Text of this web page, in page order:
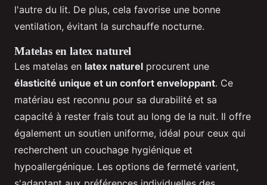
l'autre du lit. De plus, cela favorise une bonne
ventilation, évitant la surchauffe nocturne.
Matelas en latex naturel
Les matelas en latex naturel procurent une
élasticité unique et un confort enveloppant. Ce
matériau est reconnu pour sa durabilité et sa
capacité à rester frais tout au long de la nuit. Il offre
également un soutien uniforme, idéal pour ceux qui
recherchent un couchage hygiénique et
hypoallergénique. Les options de fermeté varient,